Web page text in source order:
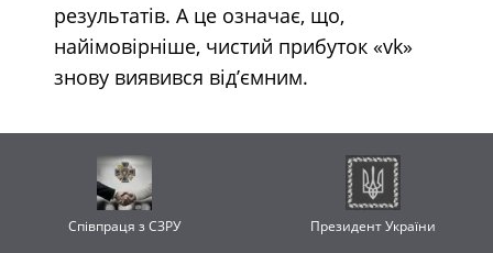
результатів. А це означає, що,
найімовірніше, чистий прибуток «vk»
знову виявився від’ємним.
Співпраця з СЗРУ Президент України